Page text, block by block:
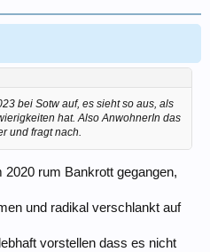
bei Sotw auf, es sieht so aus, als
hat. Also AnwohnerIn das
und fragt nach.
rum Bankrott gegangen,
und radikal verschlankt auf
vorstellen dass es nicht